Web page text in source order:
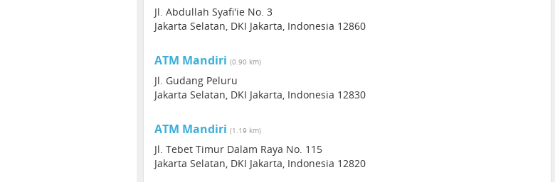
Jl. Abdullah Syafi'ie No. 3
Jakarta Selatan, DKI Jakarta, Indonesia 12860
ATM Mandiri (0.90 km)
Jl. Gudang Peluru
Jakarta Selatan, DKI Jakarta, Indonesia 12830
ATM Mandiri (1.19 km)
Jl. Tebet Timur Dalam Raya No. 115
Jakarta Selatan, DKI Jakarta, Indonesia 12820